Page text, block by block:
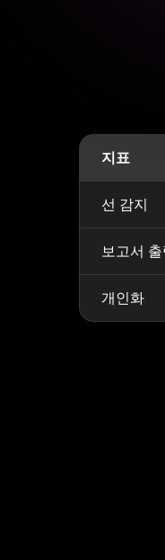
지표
선 감지
보고서 출
개인화